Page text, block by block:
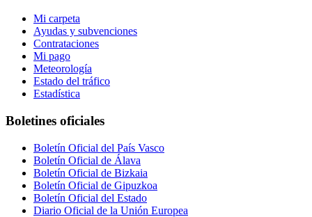
Mi carpeta
Ayudas y subvenciones
Contrataciones
Mi pago
Meteorología
Estado del tráfico
Estadística
Boletines oficiales
Boletín Oficial del País Vasco
Boletín Oficial de Álava
Boletín Oficial de Bizkaia
Boletín Oficial de Gipuzkoa
Boletín Oficial del Estado
Diario Oficial de la Unión Europea